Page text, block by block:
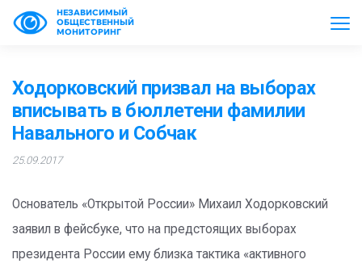
НЕЗАВИСИМЫЙ
ОБЩЕСТВЕННЫЙ
МОНИТОРИНГ
Ходорковский призвал на выборах
вписывать в бюллетени фамилии
Навального и Собчак
25.09.2017
Основатель «Открытой России» Михаил Ходорковский
заявил в фейсбуке, что на предстоящих выборах
президента России ему близка тактика «активного